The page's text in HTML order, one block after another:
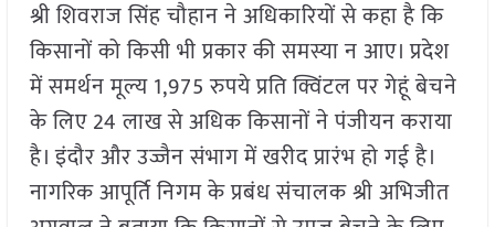
श्री शिवराज सिंह चौहान ने अधिकारियों से कहा है कि
किसानों को किसी भी प्रकार की समस्या न आए। प्रदेश
में समर्थन मूल्य 1,975 रुपये प्रति क्विंटल पर गेहूं बेचने
के लिए 24 लाख से अधिक किसानों ने पंजीयन कराया
है। इंदौर और उज्जैन संभाग में खरीद प्रारंभ हो गई है।
नागरिक आपूर्ति निगम के प्रबंध संचालक श्री अभिजीत